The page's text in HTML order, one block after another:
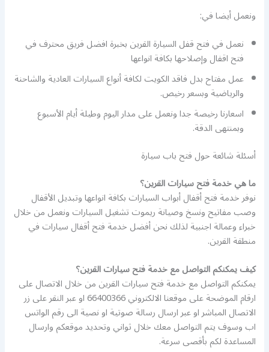
ونعمل أيضا في:
نعمل في فتح قفل السيارة القرين بخبرة افضل فريق محترف في
فتح اقفال وإصلاحها بكافة انواعها
عمل مفتاح بدل فاقد الكويت لكافة أنواع السيارات العادية والشاحنة
والرياضية وبسعر رخيص.
اسعارنا رخيصة جدا ونعمل على مدار اليوم وطيلة أيام الأسبوع
وبمنتهى الدقة.
أسئلة شائعة حول فتح باب سيارة
ما هي خدمة فتح سيارات القرين؟
نوفر خدمة فتح أقفال أبواب السيارات بكافة انواعها وتبديل الأقفال
وصب مفاتيح ونسخ وصيانة ريموت تشغيل السيارات ونعمل من خلال
خبراء وعمالة اجنبية لذلك نحن أفضل خدمة فتح أقفال سيارات في
منطقة القرين.
كيف يمكنكم التواصل مع خدمة فتح سيارات القرين؟
يمكنكم التواصل مع خدمة فتح سيارات القرين من خلال الاتصال على
ارقام الموضحة على موقعنا الالكتروني 66400366 او عبر النقر على زر
الاتصال المباشر او عبر ارسال رسالة صوتية او نصية الى رقم الواتس
اب وسوف يتم التواصل معك خلال ثواني وتحديد موقعكم وارسال
المساعدة لكم بأقصى سرعة.